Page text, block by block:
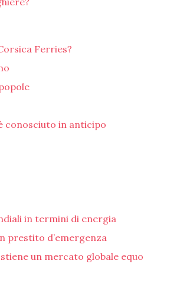
Ferries?
conosciuto in anticipo
in termini di energia
prestito d’emergenza
un mercato globale equo